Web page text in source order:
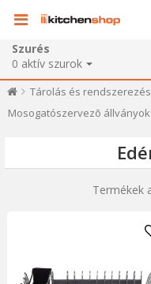
Szurés
0 aktív szurok
Tárolás és rendszerezés
Mosogatószervezõ
Termékek